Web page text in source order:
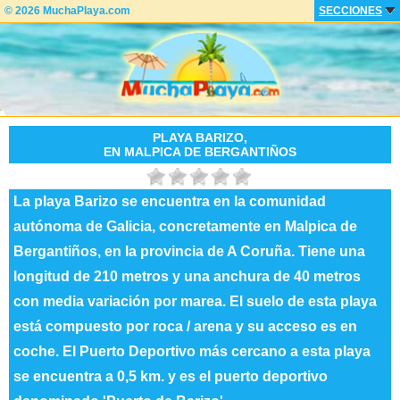
© 2026 MuchaPlaya.com SECCIONES
PLAYA BARIZO,
EN MALPICA DE BERGANTIÑOS
La playa Barizo se encuentra en la comunidad
autónoma de Galicia, concretamente en Malpica de
Bergantiños, en la provincia de A Coruña. Tiene una
longitud de 210 metros y una anchura de 40 metros
con media variación por marea. El suelo de esta playa
está compuesto por roca / arena y su acceso es en
coche. El Puerto Deportivo más cercano a esta playa
se encuentra a 0,5 km. y es el puerto deportivo